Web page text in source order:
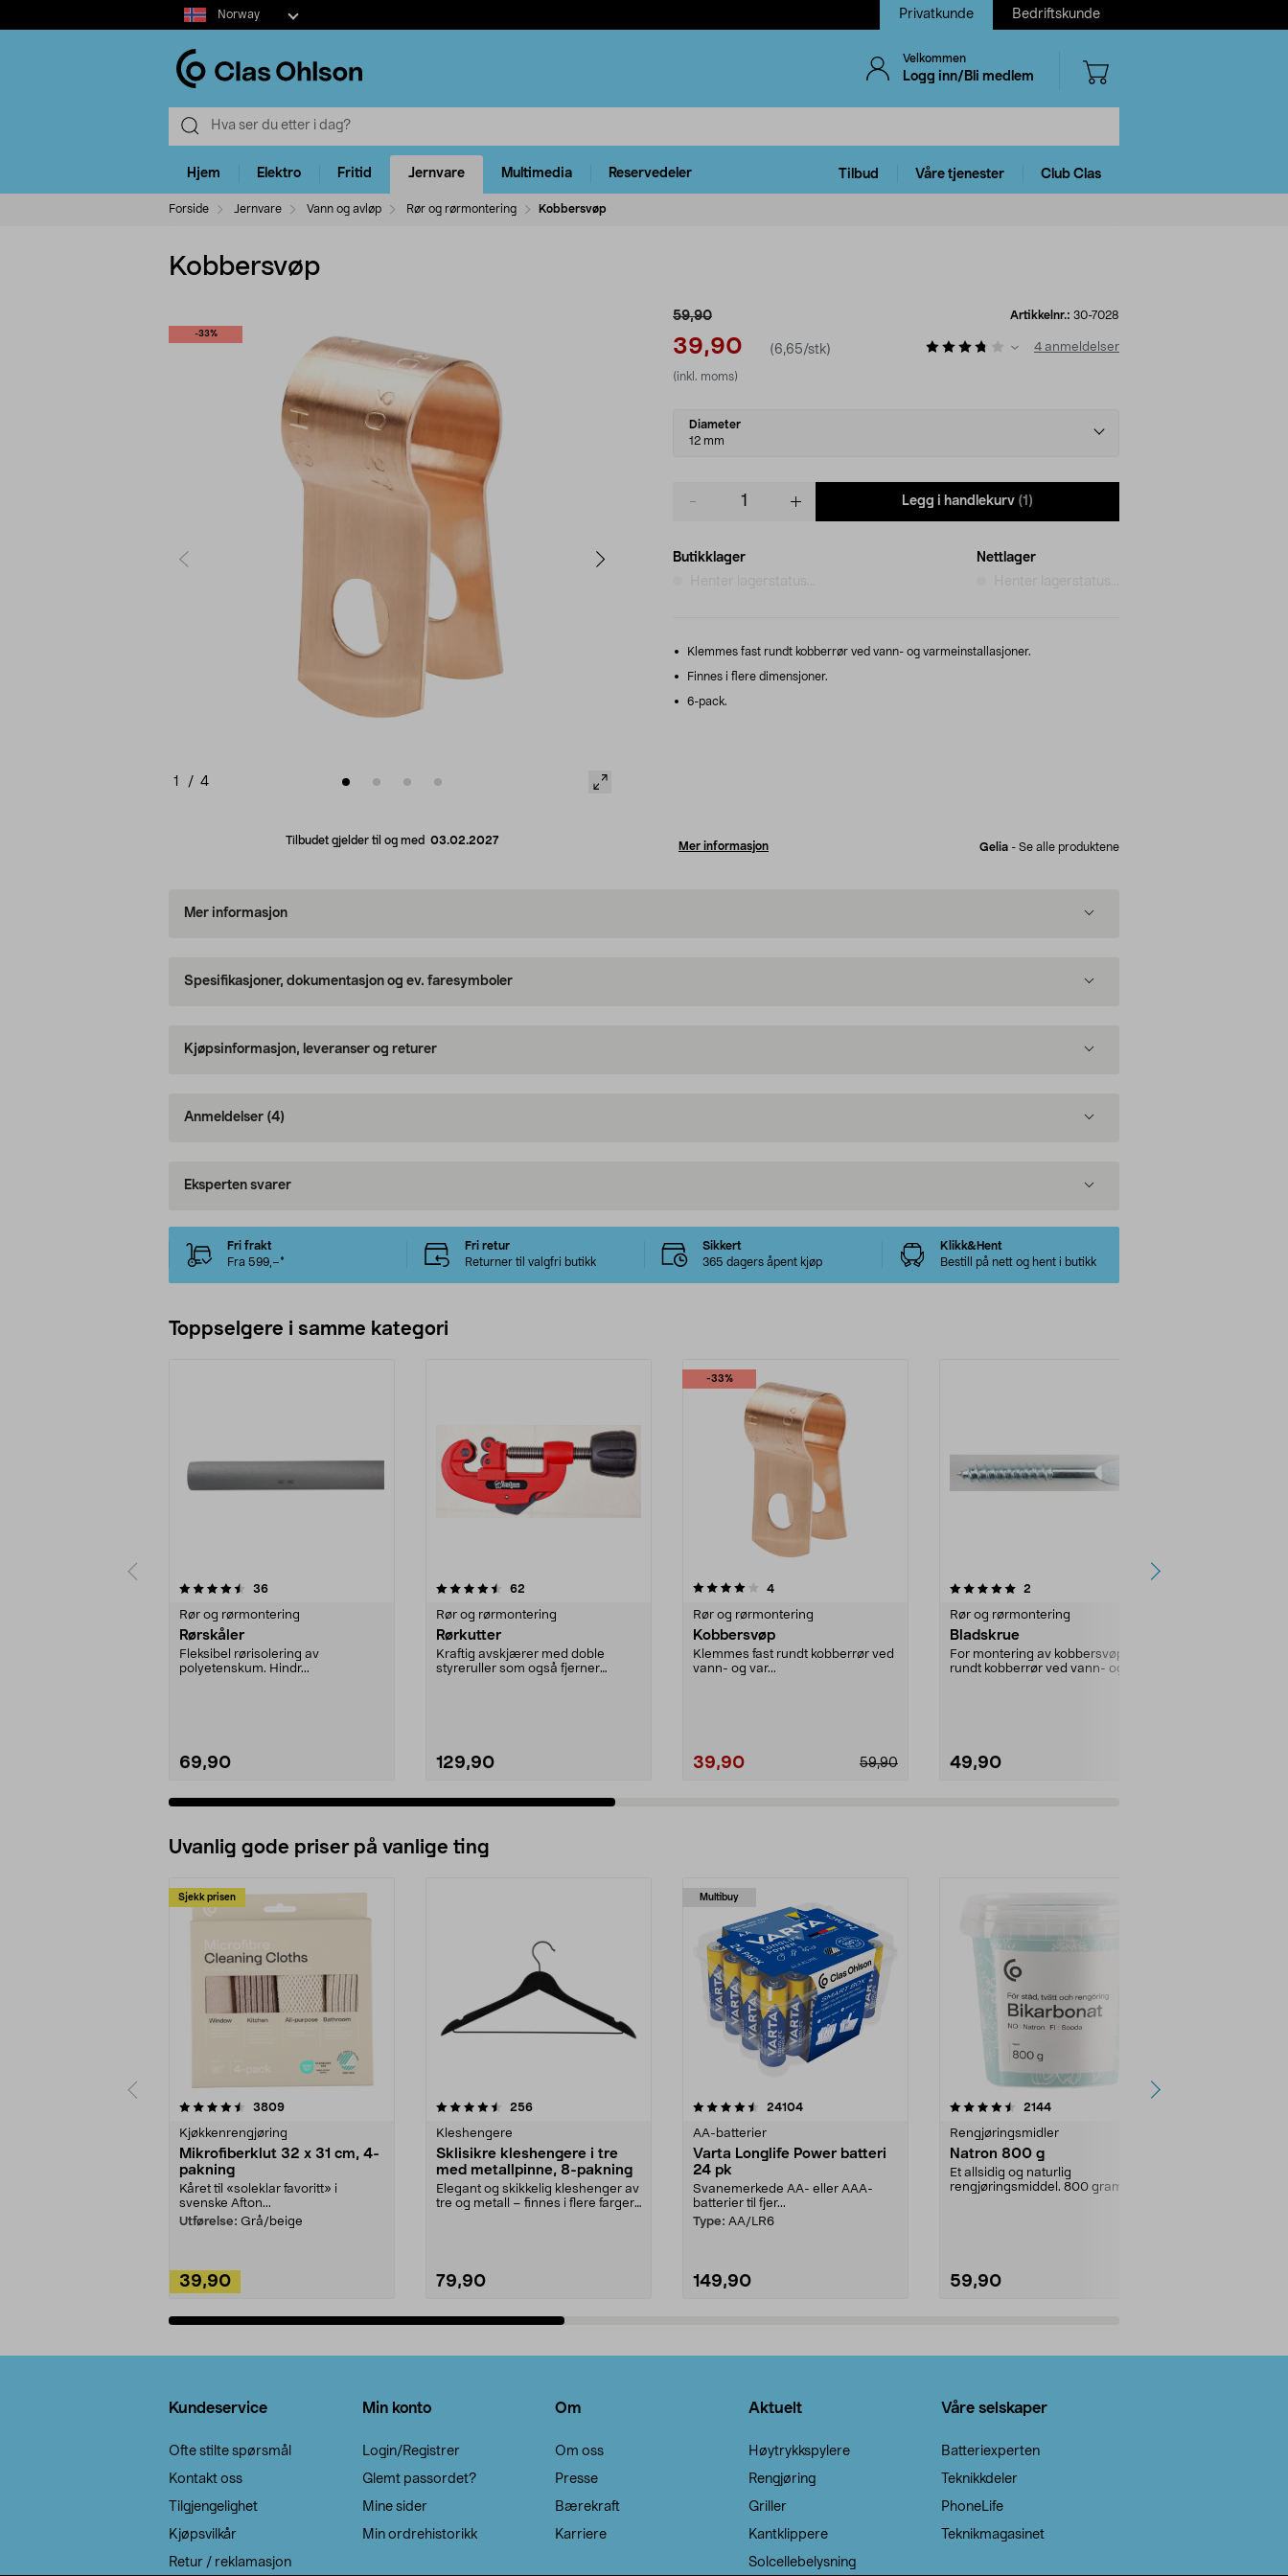
Select
market
Norway Privatkunde Bedriftskunde
Velkommen
Logg inn/Bli medlem
Hjem Elektro Fritid Jernvare Multimedia Reservedeler Tilbud Våre tjenester Club Clas
Forside Jernvare Vann og avløp Rør og rørmontering Kobbersvøp
Kobbersvøp
-33%
1 / 4
Tilbudet gjelder til og med 03.02.2027
59,90
39,90 (6,65/stk)
(inkl. moms)
Artikkelnr.: 30-7028
4 anmeldelser
Select
variant
Diameter
12 mm
Legg i handlekurv (1)
Butikklager
Nettlager
Klemmes fast rundt kobberrør ved vann- og varmeinstallasjoner.
Finnes i flere dimensjoner.
6-pack.
Mer informasjon Gelia - Se alle produktene
Mer informasjon
Spesifikasjoner, dokumentasjon og ev. faresymboler
Kjøpsinformasjon, leveranser og returer
Anmeldelser (4)
Eksperten svarer
Fri frakt
Fra 599,–*
Fri retur
Returner til valgfri butikk
Sikkert
365 dagers åpent kjøp
Klikk&Hent
Bestill på nett og hent i butikk
Toppselgere i samme kategori
36anmeldelser
Rør og rørmontering
Rørskåler
Fleksibel rørisolering av
polyetenskum. Hindr...
69,90
4.5 av 5 stjerner 62
Rør og rørmontering
Rørkutter
Kraftig avskjærer med doble
styreruller som også fjerner
129,90
-33%
4.0 av 5 stjerner 4anmeldelser
Rør og rørmontering
Kobbersvøp
Klemmes fast rundt kobberrør ved
vann- og var...
39,90 59,90
5.0 av 5 stjerner 2
Rør og rørmontering
Bladskrue
For montering av kobbersvøp
rundt kobberrør ved vann- og
49,90
4.0 av 5 stjerner
Uvanlig gode priser på vanlige ting
Sjekk prisen
3809anmeldelser
Kjøkkenrengjøring
Mikrofiberklut 32 x 31 cm, 4-
pakning
Kåret til «soleklar favoritt» i
svenske Afton...
Utførelse: Grå/beige
39,90
4.5av 5 stjerner 256anmeldelser
Kleshengere
Sklisikre kleshengere i tre
med metallpinne, 8-pakning
Elegant og skikkelig kleshenger av
tre og metall – finnes i flere farger.
79,90
Multibuy
4.5av 5 stjerner 24104anmeldelser
AA-batterier
Varta Longlife Power batteri
24 pk
Svanemerkede AA- eller AAA-
batterier til fjer...
Type: AA/LR6
149,90
4.5av 5 stjerner 2144anmeldelser
Rengjøringsmidler
Natron 800 g
Et allsidig og naturlig
rengjøringsmiddel. 800 gram
59,90
4.0av 5 stjerner
Kundeservice
Ofte stilte spørsmål
Kontakt oss
Tilgjengelighet
Kjøpsvilkår
Retur / reklamasjon
Min konto
Login/Registrer
Glemt passordet?
Mine sider
Min ordrehistorikk
Om
Om oss
Presse
Bærekraft
Karriere
Aktuelt
Høytrykkspylere
Rengjøring
Griller
Kantklippere
Solcellebelysning
Våre selskaper
Batteriexperten
Teknikkdeler
PhoneLife
Teknikmagasinet